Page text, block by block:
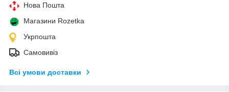
Нова Пошта
Магазини Rozetka
Укрпошта
Самовивіз
Всі умови доставки